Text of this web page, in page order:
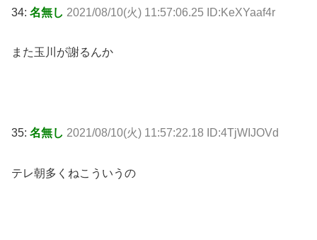
34: 名無し 2021/08/10(火) 11:57:06.25 ID:KeXYaaf4r
また玉川が謝るんか
35: 名無し 2021/08/10(火) 11:57:22.18 ID:4TjWIJOVd
テレ朝多くねこういうの